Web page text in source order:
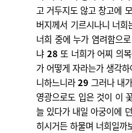
고 거두지도 않고 창고에
버지께서 기르시나니 너
너희 중에 누가 염려함으
냐 28 또 너희가 어찌 의
가 어떻게 자라는가 생각
니하느니라29 그러나 내
영광으로도 입은 것이 이
늘 있다가 내일 아궁이에
히시거든 하물며 너희일까